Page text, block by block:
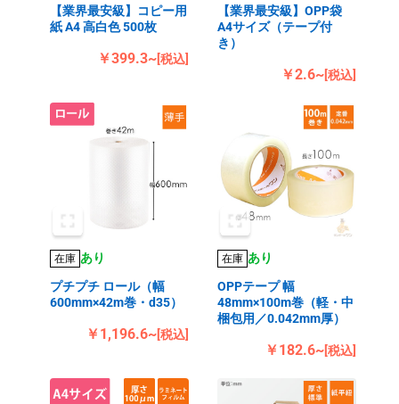
【業界最安級】コピー用
紙 A4 高白色 500枚
￥399.3~[税込]
【業界最安級】OPP袋
A4サイズ（テープ付
き）
￥2.6~[税込]
在庫 あり
プチプチ ロール（幅
600mm×42m巻・d35）
￥1,196.6~[税込]
在庫 あり
OPPテープ 幅
48mm×100m巻（軽・中
梱包用／0.042mm厚）
￥182.6~[税込]